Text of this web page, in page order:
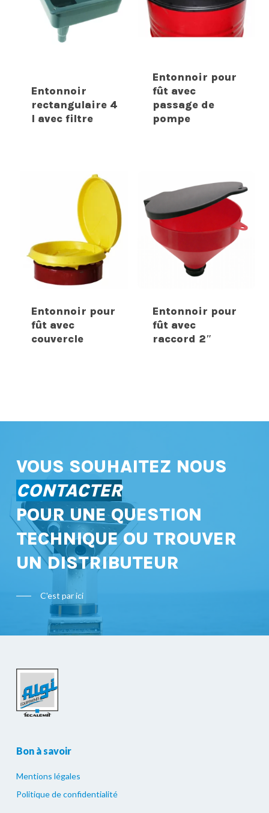
Entonnoir
rectangulaire 4
l avec filtre
Entonnoir pour
fût avec
passage de
pompe
Entonnoir pour
fût avec
couvercle
Entonnoir pour
fût avec
raccord 2″
VOUS SOUHAITEZ NOUS
CONTACTER
POUR UNE QUESTION
TECHNIQUE OU TROUVER
UN DISTRIBUTEUR
C'est par ici
Bon à savoir
Mentions légales
Politique de confidentialité